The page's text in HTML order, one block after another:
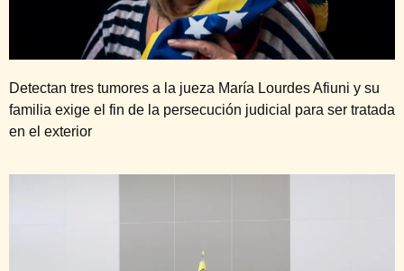
Detectan tres tumores a la jueza María Lourdes Afiuni y su
familia exige el fin de la persecución judicial para ser tratada
en el exterior